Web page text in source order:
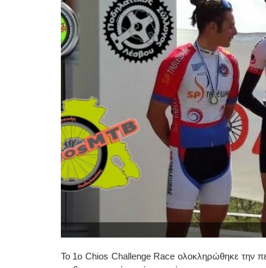
Το 1ο Chios Challenge Race ολοκληρώθηκε την